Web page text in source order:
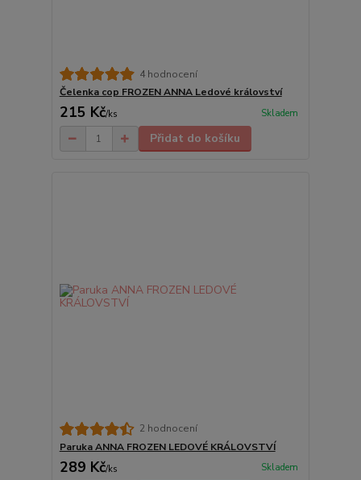
4 hodnocení
Čelenka cop FROZEN ANNA Ledové království
215 Kč/ks Skladem
Přidat do košíku
2 hodnocení
Paruka ANNA FROZEN LEDOVÉ KRÁLOVSTVÍ
289 Kč/ks Skladem